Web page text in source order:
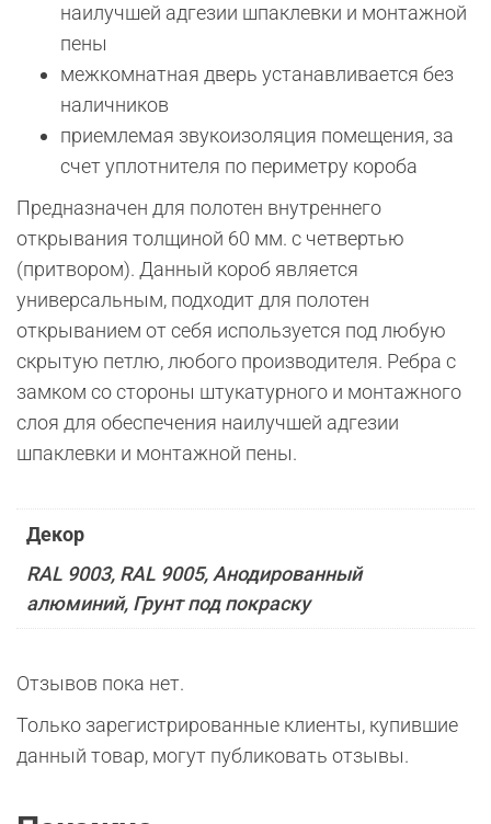
наилучшей адгезии шпаклевки и монтажной
пены
межкомнатная дверь устанавливается без
наличников
приемлемая звукоизоляция помещения, за
счет уплотнителя по периметру короба
Предназначен для полотен внутреннего
открывания толщиной 60 мм. с четвертью
(притвором). Данный короб является
универсальным, подходит для полотен
открыванием от себя используется под любую
скрытую петлю, любого производителя. Ребра с
замком со стороны штукатурного и монтажного
слоя для обеспечения наилучшей адгезии
шпаклевки и монтажной пены.
Декор
RAL 9003, RAL 9005, Анодированный
алюминий, Грунт под покраску
Отзывов пока нет.
Только зарегистрированные клиенты, купившие
данный товар, могут публиковать отзывы.